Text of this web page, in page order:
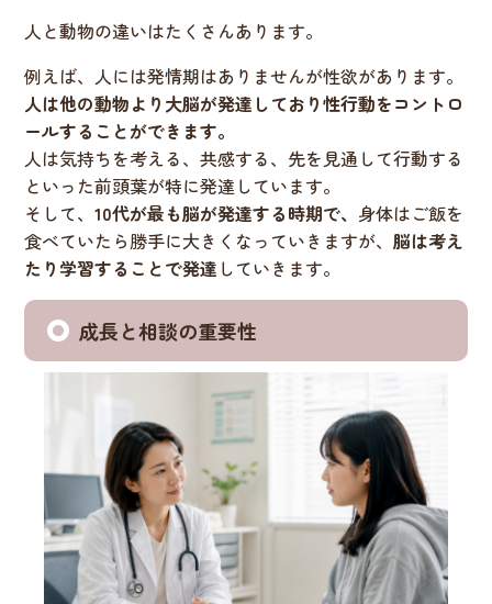
人と動物の違いはたくさんあります。
例えば、人には発情期はありませんが性欲があります。
人は他の動物より大脳が発達しており性行動をコントロ
ールすることができます。
人は気持ちを考える、共感する、先を見通して行動する
といった前頭葉が特に発達しています。
そして、10代が最も脳が発達する時期で、 身体はご飯を
食べていたら勝手に大きくなっていきますが、脳は考え
たり学習することで発達 していきます。
成長と相談の重要性